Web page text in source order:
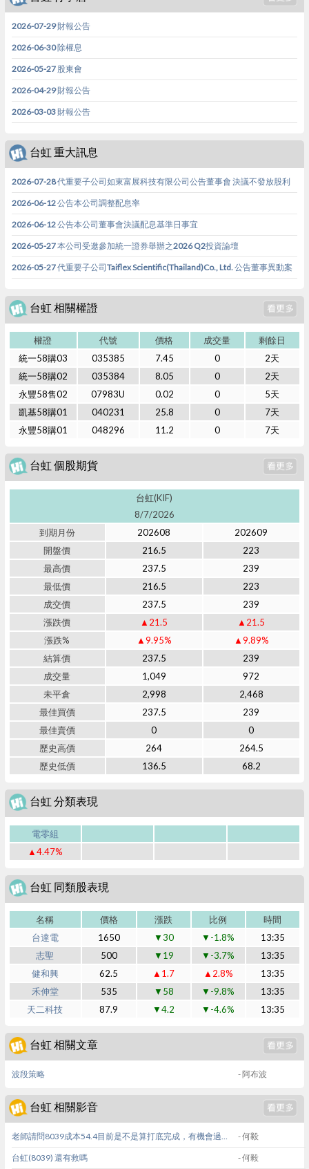
2026-07-29 財報公告
2026-06-30 除權息
2026-05-27 股東會
2026-04-29 財報公告
2026-03-03 財報公告
台虹 重大訊息
2026-07-28 代重要子公司如東富展科技有限公司公告董事會 決議不發放股利
2026-06-12 公告本公司調整配息率
2026-06-12 公告本公司董事會決議配息基準日事宜
2026-05-27 本公司受邀參加統一證券舉辦之2026 Q2投資論壇
2026-05-27 代重要子公司Taiflex Scientific(Thailand)Co., Ltd. 公告董事異動案
台虹 相關權證
權證 代號 價格 成交量
剩餘日
統一58購03
035385 7.45 0
2天
統一58購02
035384 8.05 0
2天
永豐58售02
07983U 0.02 0
5天
凱基58購01
040231 25.8 0
7天
永豐58購01
048296 11.2 0 7天
台虹 個股期貨
台虹(KIF)
8/7/2026
到期月份
202608
202609
開盤價
216.5
223
最高價
237.5
239
最低價
216.5
223
成交價
237.5
239
漲跌價
▲21.5
▲21.5
漲跌%
▲9.95%
▲9.89%
結算價
237.5
239
成交量
1,049
972
未平倉
2,998
2,468
最佳買價
237.5
239
最佳賣價
0
0
歷史高價
264
264.5
歷史低價
136.5 68.2
台虹 分類表現
電零組
▲4.47%
台虹 同類股表現
名稱 價格 漲跌 比例
時間
台達電
1650 ▼30 ▼-1.8%
13:35
志聖
500 ▼19 ▼-3.7%
13:35
健和興
62.5 ▲1.7 ▲2.8%
13:35
禾伸堂
535 ▼58 ▼-9.8%
13:35
天二科技
87.9 ▼4.2 ▼-4.6% 13:35
台虹 相關文章
- 阿布波
波段策略
台虹 相關影音
- 何毅
老師請問8039成本54.4目前是不是算打底完成，有機會過前高嗎，謝謝
- 何毅
台虹(8039) 還有救嗎